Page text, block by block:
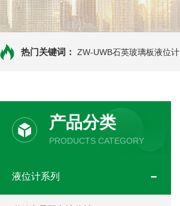
热门关键词： ZW-UWB石英玻璃板液位计
产品分类
PRODUCTS CATEGORY
液位计系列